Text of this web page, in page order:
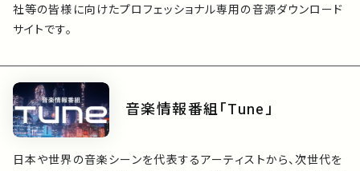
社等の皆様に向けたプロフェッショナル専用の音源ダウンロード
サイトです。
音楽情報番組「Tune」
日本や世界の音楽シーンを代表するアーティストから、次世代を